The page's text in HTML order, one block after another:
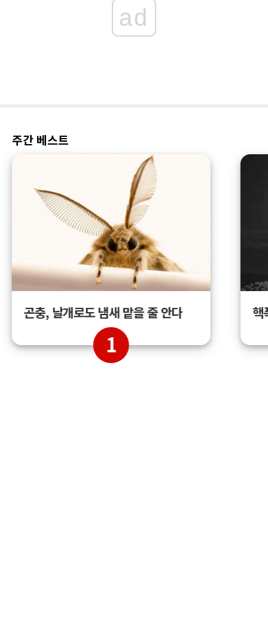
ad
주간 베스트
곤충, 날개로도 냄새 맡을 줄 안다
1
핵